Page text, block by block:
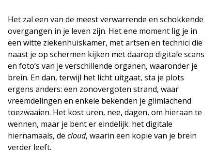
Het zal een van de meest verwarrende en schokkende
overgangen in je leven zijn. Het ene moment lig je in
een witte ziekenhuiskamer, met artsen en technici die
naast je op schermen kijken met daarop digitale scans
en foto’s van je verschillende organen, waaronder je
brein. En dan, terwijl het licht uitgaat, sta je plots
ergens anders: een zonovergoten strand, waar
vreemdelingen en enkele bekenden je glimlachend
toezwaaien. Het kost uren, nee, dagen, om hieraan te
wennen, maar je bent er eindelijk: het digitale
hiernamaals, de cloud, waarin een kopie van je brein
verder leeft.